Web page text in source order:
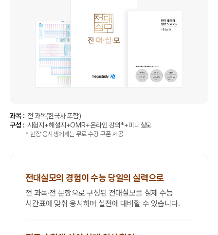
과목 : 전 과목(한국사 포함)
구성 : 시험지+해설지+OMR+온라인 강의*+미니실모
* 현장 응시생에게는 무료 수강 쿠폰 제공
전대실모의 경험이 수능 당일의 실력으로
전 과목·전 문항으로 구성된 전대실모를 실제 수능
시간표에 맞춰 응시하며 실전에 대비할 수 있습니다.